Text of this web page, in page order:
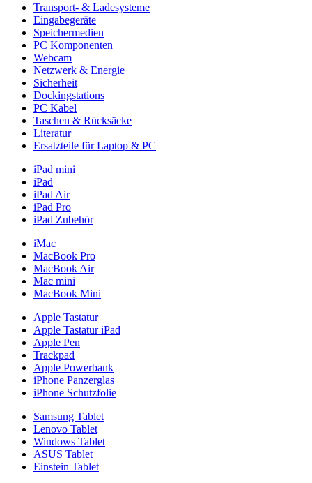
Transport- & Ladesysteme
Eingabegeräte
Speichermedien
PC Komponenten
Webcam
Netzwerk & Energie
Sicherheit
Dockingstations
PC Kabel
Taschen & Rücksäcke
Literatur
Ersatzteile für Laptop & PC
iPad mini
iPad
iPad Air
iPad Pro
iPad Zubehör
iMac
MacBook Pro
MacBook Air
Mac mini
MacBook Mini
Apple Tastatur
Apple Tastatur iPad
Apple Pen
Trackpad
Apple Powerbank
iPhone Panzerglas
iPhone Schutzfolie
Samsung Tablet
Lenovo Tablet
Windows Tablet
ASUS Tablet
Einstein Tablet